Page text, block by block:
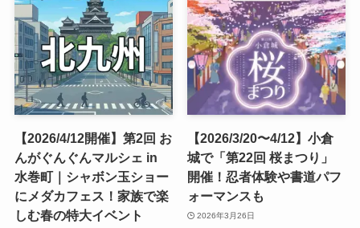
【2026/4/12開催】第2回 お
んがぐんぐんマルシェ in
水巻町｜シャボン玉ショー
にメダカフェス！家族で楽
しむ春の特大イベント
【2026/3/20〜4/12】小倉
城で「第22回 桜まつり」
開催！忍者体験や書道パフ
ォーマンスも
2026年3月26日